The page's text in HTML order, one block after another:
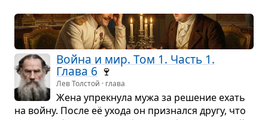
Война и мир. Том 1. Часть 1.
Глава 6 🍷
Лев Толстой · глава
Жена упрек­нула мужа за реше­ние ехать
на войну. После её ухода он при­знался другу, что